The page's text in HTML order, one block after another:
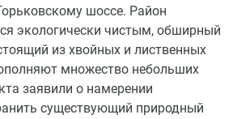
шоссе. Район
экологически чистым, обширный
из хвойных и лиственных
множество небольших
заявили о намерении
существующий природный